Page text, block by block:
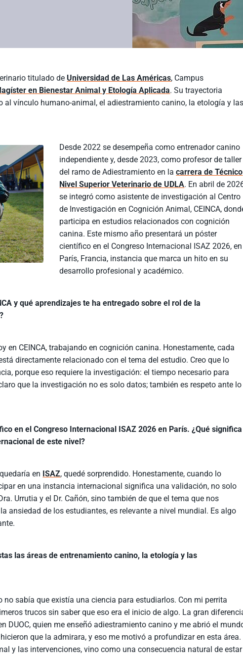
titulado de Universidad de Las Américas, Campus
en Bienestar Animal y Etología Aplicada. Su trayectoria
al vínculo humano-animal, el adiestramiento canino, la etología y
Desde 2022 se desempeña como entrenador canino
independiente y, desde 2023, como profesor de taller
del ramo de Adiestramiento en lacarrera de Técnico
Nivel Superior Veterinario de UDLA. En abril de
se integró como asistente de investigación al Centro
de Investigación en Cognición Animal, CEINCA,
participa en estudios relacionados con cognición
canina. Este mismo año presentará un póster
científico en el Congreso Internacional ISAZ 2026, en
París, Francia, instancia que marca un hito en su
desarrollo profesional y académico.
y qué aprendizajes te ha entregado sobre el rol de la
en CEINCA, trabajando en cognición canina. Honestamente, cada
directamente relacionado con el tema del estudio. Creo que lo
porque eso requiere la investigación: el tiempo necesario para
que la investigación no es solo datos; también es respeto ante lo
en el Congreso Internacional ISAZ 2026 en París. ¿Qué significa
de este nivel?
en ISAZ, quedé sorprendido. Honestamente, cuando lo
en una instancia internacional significa una validación, no solo
Urrutia y el Dr. Cañón, sino también de que el tema que nos
ansiedad de los estudiantes, es relevante a nivel mundial. Es algo
las áreas de entrenamiento canino, la etología y las
no sabía que existía una ciencia para estudiarlos. Con mi perrita
trucos sin saber que eso era el inicio de algo. La gran
DUOC, quien me enseñó adiestramiento canino y me abrió el
que la admirara, y eso me motivó a profundizar en esta área.
y las intervenciones, vino como una consecuencia natural de estar